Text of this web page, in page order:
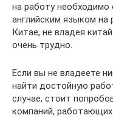
на работу
английским языком на
Китае, не владея
очень трудно.
Если вы не владеете
найти достойную
случае, стоит
компаний,